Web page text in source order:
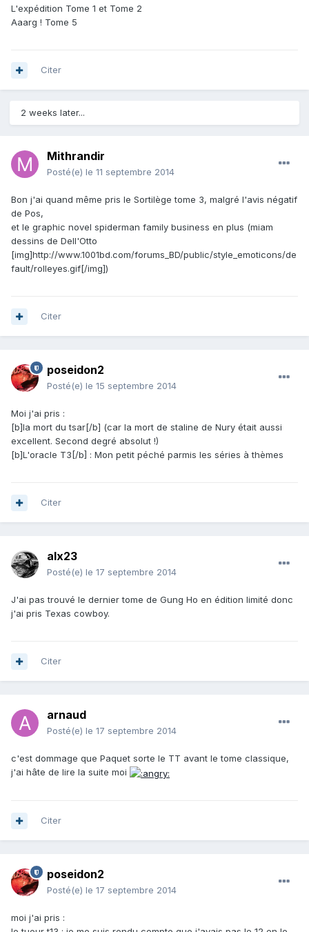
L'expédition Tome 1 et Tome 2
Aaarg ! Tome 5
Citer
2 weeks later...
Mithrandir
Posté(e) le 11 septembre 2014
Bon j'ai quand même pris le Sortilège tome 3, malgré l'avis négatif
de Pos,
et le graphic novel spiderman family business en plus (miam
dessins de Dell'Otto
[img]http://www.1001bd.com/forums_BD/public/style_emoticons/de
fault/rolleyes.gif[/img])
Citer
poseidon2
Posté(e) le 15 septembre 2014
Moi j'ai pris :
[b]la mort du tsar[/b] (car la mort de staline de Nury était aussi
excellent. Second degré absolut !)
[b]L'oracle T3[/b] : Mon petit péché parmis les séries à thèmes
Citer
alx23
Posté(e) le 17 septembre 2014
J'ai pas trouvé le dernier tome de Gung Ho en édition limité donc
j'ai pris Texas cowboy.
Citer
arnaud
Posté(e) le 17 septembre 2014
c'est dommage que Paquet sorte le TT avant le tome classique,
j'ai hâte de lire la suite moi
Citer
poseidon2
Posté(e) le 17 septembre 2014
moi j'ai pris :